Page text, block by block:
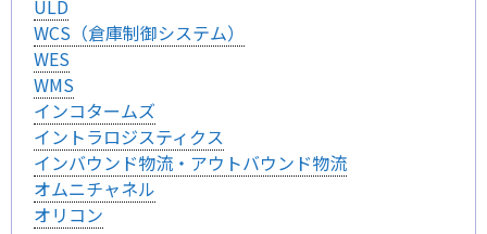
ULD
WCS（倉庫制御システム）
WES
WMS
インコタームズ
イントラロジスティクス
インバウンド物流・アウトバウンド物流
オムニチャネル
オリコン